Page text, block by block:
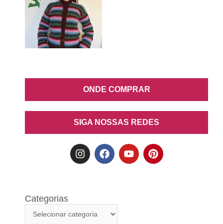
ONDE COMPRAR
SIGA NOSSAS REDES
Categorias